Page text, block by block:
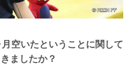
空いたということに関して
ましたか？